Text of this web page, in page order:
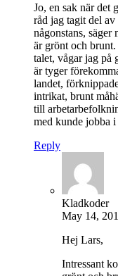
Jo, en sak när det
råd jag tagit del
någonstans,
är grönt och
talet, vågar jag på
är tyger
landet,
intrikat, brunt
till
med kunde jobba
Reply
Kladkoder
May 14,
Hej Lars,
Intressant